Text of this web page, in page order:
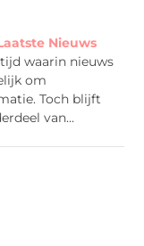
Nieuws
waarin nieuws
om
Toch blijft
van...